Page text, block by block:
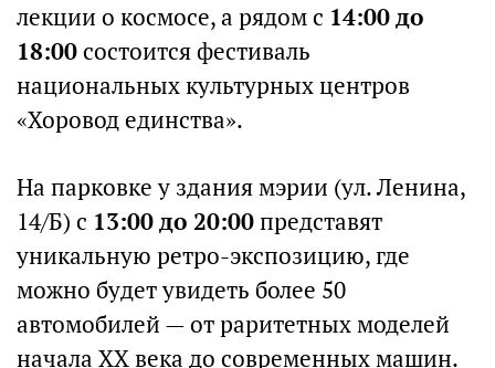
лекции о космосе, а рядом с 14:00 до
18:00состоится фестиваль
национальных культурных центров
«Хоровод единства».
На парковке у здания мэрии (ул. Ленина,
14/Б) с 13:00 до 20:00представят
уникальную ретро-экспозицию, где
можно будет увидеть более 50
автомобилей — от раритетных моделей
начала XX века до современных машин.